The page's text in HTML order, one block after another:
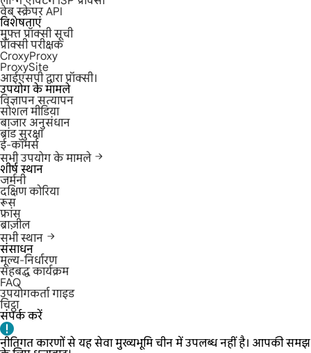
वेब स्क्रेपर API
विशेषताएं
मुफ्त प्रॉक्सी सूची
प्रॉक्सी परीक्षक
CroxyProxy
ProxySite
आईएसपी द्वारा प्रॉक्सी।
उपयोग के मामले
विज्ञापन सत्यापन
सोशल मीडिया
बाजार अनुसंधान
ब्रांड सुरक्षा
ई-कॉमर्स
सभी उपयोग के मामले
शीर्ष स्थान
जर्मनी
दक्षिण कोरिया
रूस
फ्रांस
ब्राज़ील
सभी स्थान
संसाधन
मूल्य-निर्धारण
सहबद्ध कार्यक्रम
FAQ
उपयोगकर्ता गाइड
चिट्ठा
संपर्क करें
नीतिगत कारणों से यह सेवा मुख्यभूमि चीन में उपलब्ध नहीं है। आपकी समझ